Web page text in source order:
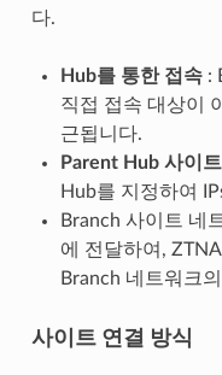
다.
Hub를 통한 접속:
직접 접속 대상이
근됩니다.
Parent Hub 사이
Hub를 지정하여
Branch 사이트 네
에 전달하여,
Branch 네트워크
사이트 연결 방식